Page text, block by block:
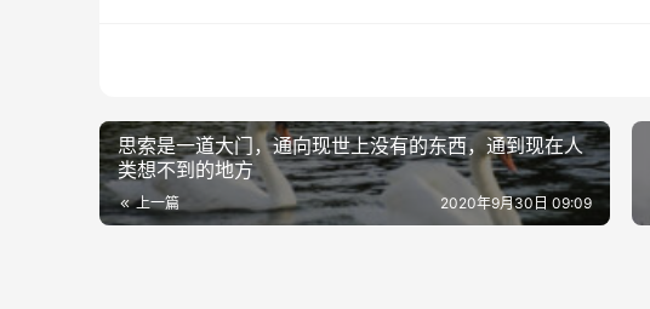
思索是一道大门，通向现世上没有的东西，通到现在人
类想不到的地方
上一篇 2020年9月30日 09:09